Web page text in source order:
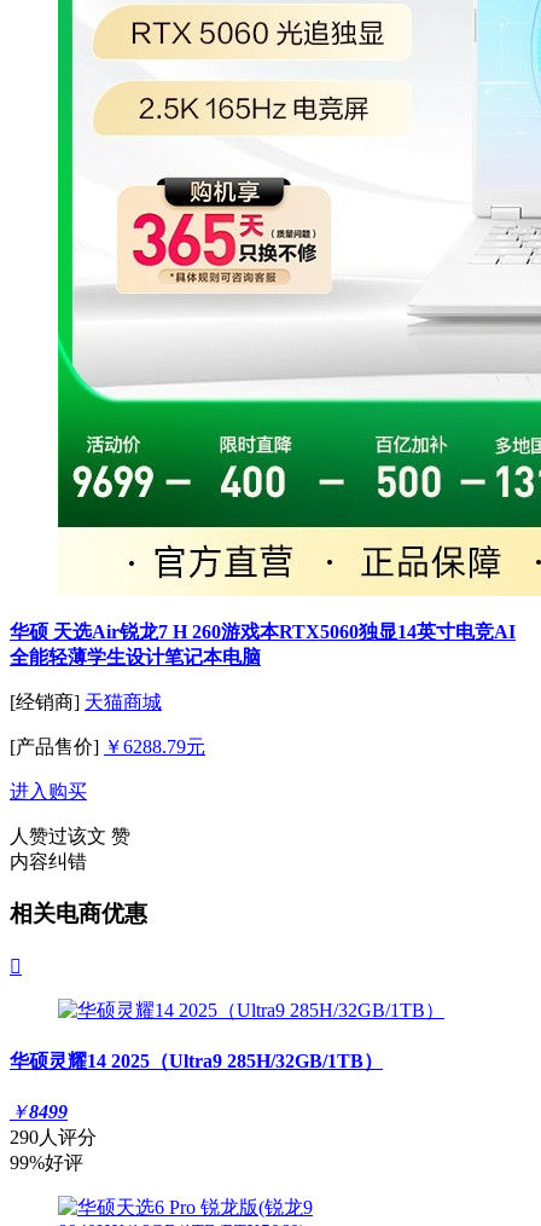
华硕 天选Air锐龙7 H 260游戏本RTX5060独显14英寸电竞AI
全能轻薄学生设计笔记本电脑
[经销商] 天猫商城
[产品售价] ￥6288.79元
进入购买
人赞过该文 赞
内容纠错
相关电商优惠

华硕灵耀14 2025（Ultra9 285H/32GB/1TB）
￥8499
290人评分
99%好评